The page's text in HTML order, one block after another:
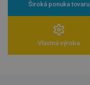
Široká ponuka tovaru
Vlastná výroba